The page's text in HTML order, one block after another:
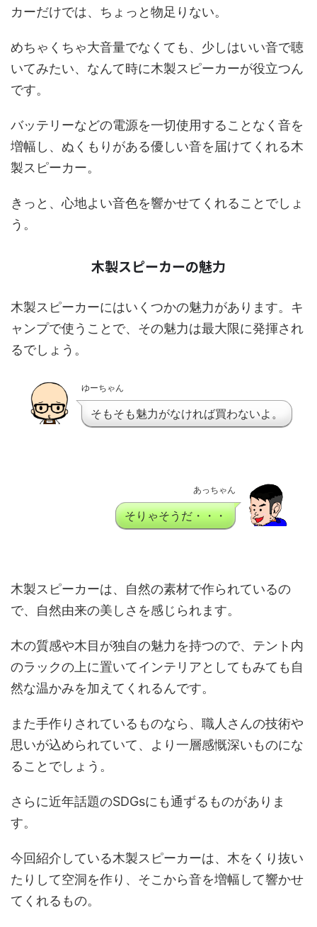
カーだけでは、ちょっと物足りない。
めちゃくちゃ大音量でなくても、少しはいい音で聴
いてみたい、なんて時に木製スピーカーが役立つん
です。
バッテリーなどの電源を一切使用することなく音を
増幅し、ぬくもりがある優しい音を届けてくれる木
製スピーカー。
きっと、心地よい音色を響かせてくれることでしょ
う。
木製スピーカーの魅力
木製スピーカーにはいくつかの魅力があります。キ
ャンプで使うことで、その魅力は最大限に発揮され
るでしょう。
ゆーちゃん
そもそも魅力がなければ買わないよ。
あっちゃん
そりゃそうだ・・・
木製スピーカーは、自然の素材で作られているの
で、自然由来の美しさを感じられます。
木の質感や木目が独自の魅力を持つので、テント内
のラックの上に置いてインテリアとしてもみても自
然な温かみを加えてくれるんです。
また手作りされているものなら、職人さんの技術や
思いが込められていて、より一層感慨深いものにな
ることでしょう。
さらに近年話題のSDGsにも通ずるものがありま
す。
今回紹介している木製スピーカーは、木をくり抜い
たりして空洞を作り、そこから音を増幅して響かせ
てくれるもの。